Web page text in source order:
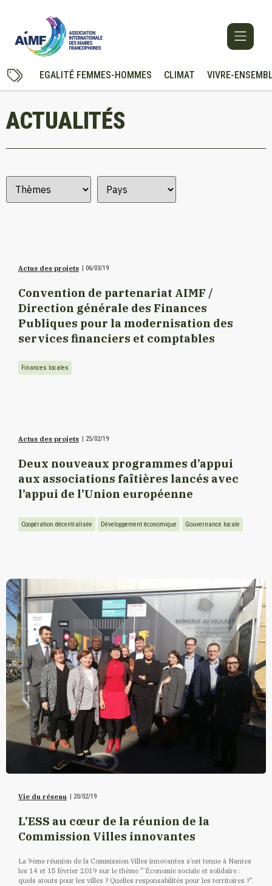
EGALITÉ FEMMES-HOMMES CLIMAT VIVRE-
ACTUALITÉS
Actus des projets 06/03/19
Convention de partenariat AIMF /
Direction générale des Finances
Publiques pour la modernisation des
services financiers et comptables
Finances locales
Actus des projets 25/02/19
Deux nouveaux programmes d’appui
aux associations faîtières lancés avec
l’appui de l’Union européenne
Coopération décentralisée Développement économique Gouvernance locale
Vie du réseau 20/02/19
L’ESS au cœur de la réunion de la
Commission Villes innovantes
La 9ème réunion de la Commission Villes innovantes s’est tenue à Nantes
les 14 et 15 février 2019 sur le thème "’Économie sociale et solidaire :
quels atouts pour les villes ? Quelles responsabilités pour les territoires ?".